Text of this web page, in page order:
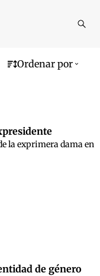
Ordenar por
la exprimera dama en
de género